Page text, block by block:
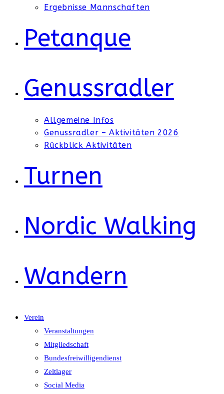
Ergebnisse Mannschaften
Petanque
Genussradler
Allgemeine Infos
Genussradler – Aktivitäten 2026
Rückblick Aktivitäten
Turnen
Nordic Walking
Wandern
Verein
Veranstaltungen
Mitgliedschaft
Bundesfreiwilligendienst
Zeltlager
Social Media